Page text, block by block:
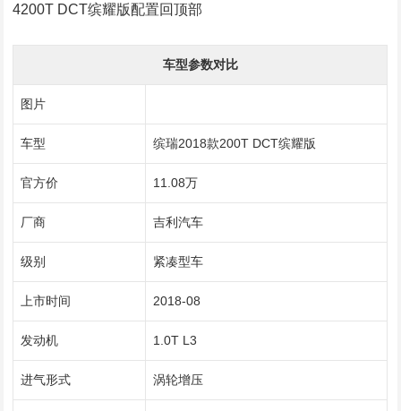
4200T DCT缤耀版配置回顶部
车型参数对比
图片
车型 缤瑞2018款200T DCT缤耀版
官方价 11.08万
厂商 吉利汽车
级别 紧凑型车
上市时间 2018-08
发动机 1.0T L3
进气形式 涡轮增压